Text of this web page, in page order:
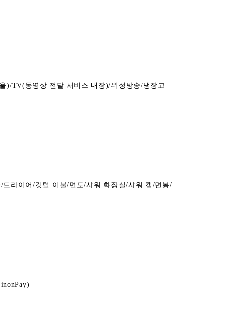
)/TV(동영상 전달 서비스 내장)/위성방송/냉장고
라이어/깃털 이불/면도/샤워 화장실/샤워 캡/면봉/